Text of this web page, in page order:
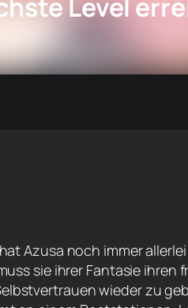
Level
Azusa noch immer
sie ihrer Fantasie ihren
wieder zu